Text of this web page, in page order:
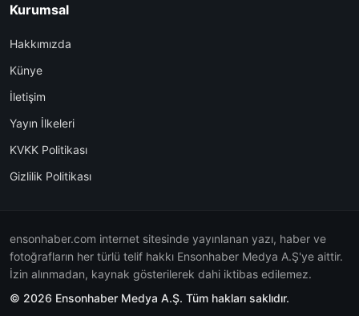
Kurumsal
Hakkımızda
Künye
İletişim
Yayın İlkeleri
KVKK Politikası
Gizlilik Politikası
ensonhaber.com internet sitesinde yayınlanan yazı, haber ve
fotoğrafların her türlü telif hakkı Ensonhaber Medya A.Ş'ye aittir.
İzin alınmadan, kaynak gösterilerek dahi iktibas edilemez.
© 2026 Ensonhaber Medya A.Ş. Tüm hakları saklıdır.